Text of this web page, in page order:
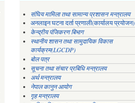
संघिय मामिला तथा सामान्य प्रशासन मन्त्रालय
अनलाइन घटना दर्ता प्रणाली(कार्यालय प्रयोजन)
केन्द्रीय पंजिकरण बिभाग
स्थानीय शासन तथा सामुदायिक विकास
कार्यक्रम(LGCDP)
बोल पत्र
सूचना तथा संचार प्रबिधि मन्त्रालय
अर्थ मन्त्रालय
नेपाल कानुन आयोग
गृह मन्त्रालय